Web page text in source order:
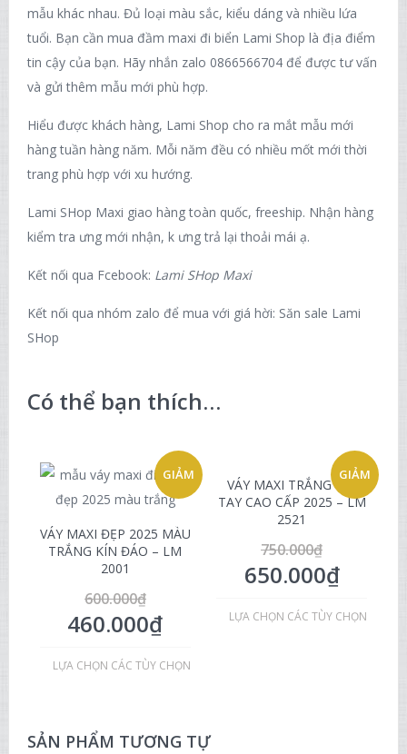
mẫu khác nhau. Đủ loại màu sắc, kiểu dáng và nhiều lứa
tuổi. Bạn cần mua đầm maxi đi biển Lami Shop là địa điểm
tin cậy của bạn. Hãy nhắn zalo 0866566704 để được tư vấn
và gửi thêm mẫu mới phù hợp.
Hiểu được khách hàng, Lami Shop cho ra mắt mẫu mới
hàng tuần hàng năm. Mỗi năm đều có nhiều mốt mới thời
trang phù hợp với xu hướng.
Lami SHop Maxi giao hàng toàn quốc, freeship. Nhận hàng
kiểm tra ưng mới nhận, k ưng trả lại thoải mái ạ.
Kết nối qua Fcebook: Lami SHop Maxi
Kết nối qua nhóm zalo để mua với giá hời: Săn sale Lami
SHop
Có thể bạn thích…
GIẢM
GIÁ!
VÁY MAXI ĐẸP 2025 MÀU
TRẮNG KÍN ĐÁO – LM
2001
600.000₫
460.000₫
LỰA CHỌN CÁC TÙY CHỌN
GIẢM
VÁY MAXI TRẮNG DÀI
TAY CAO CẤP 2025 – LM
2521
750.000₫
650.000₫
LỰA CHỌN CÁC TÙY CHỌN
SẢN PHẨM TƯƠNG TỰ